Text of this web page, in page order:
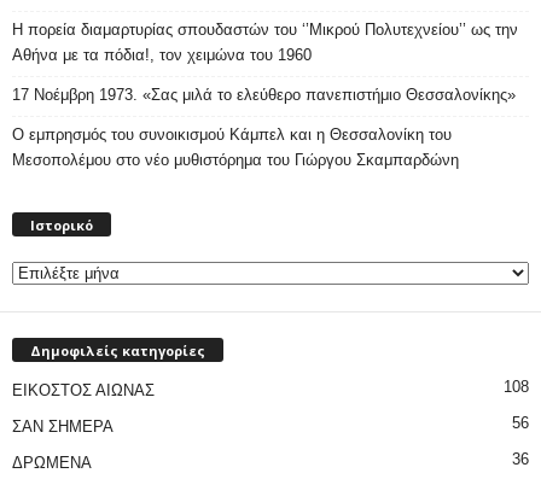
Η πορεία διαμαρτυρίας σπουδαστών του ‘’Μικρού Πολυτεχνείου’’ ως την
Αθήνα με τα πόδια!, τον χειμώνα του 1960
17 Νοέμβρη 1973. «Σας μιλά το ελεύθερο πανεπιστήμιο Θεσσαλονίκης»
Ο εμπρησμός του συνοικισμού Κάμπελ και η Θεσσαλονίκη του
Μεσοπολέμου στο νέο μυθιστόρημα του Γιώργου Σκαμπαρδώνη
Ιστορικό
Δημοφιλείς κατηγορίες
ΕΙΚΟΣΤΟΣ ΑΙΩΝΑΣ 108
ΣΑΝ ΣΗΜΕΡΑ 56
ΔΡΩΜΕΝΑ 36